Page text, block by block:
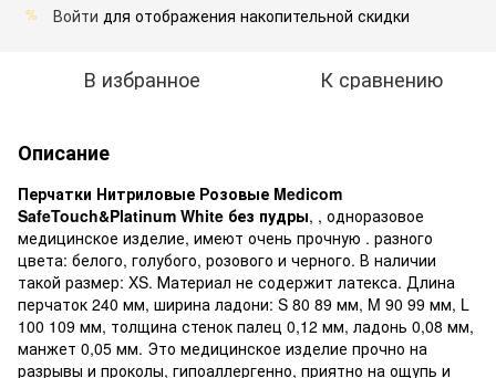
% Войти для отображения накопительной скидки
В избранное К сравнению
Описание
Перчатки Нитриловые Розовые Medicom
SafeTouch&Platinum White без пудры, , одноразовое
медицинское изделие, имеют очень прочную . разного
цвета: белого, голубого, розового и черного. В наличии
такой размер: XS. Материал не содержит латекса. Длина
перчаток 240 мм, ширина ладони: S 80 89 мм, M 90 99 мм, L
100 109 мм, толщина стенок палец 0,12 мм, ладонь 0,08 мм,
манжет 0,05 мм. Это медицинское изделие прочно на
разрывы и проколы, гипоаллергенно, приятно на ощупь и